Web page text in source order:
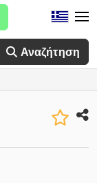
Αναζήτηση